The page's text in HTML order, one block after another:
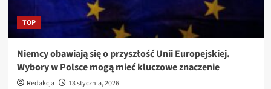
TOP
Niemcy obawiają się o przyszłość Unii Europejskiej.
Wybory w Polsce mogą mieć kluczowe znaczenie
Redakcja 13 stycznia, 2026